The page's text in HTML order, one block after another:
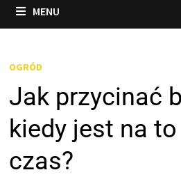
MENU
OGRÓD
Jak przycinać
kiedy jest na
czas?